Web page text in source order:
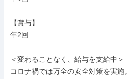
【賞与】
年2回
＜変わることなく、給与を支給中＞
コロナ禍では万全の安全対策を実施。